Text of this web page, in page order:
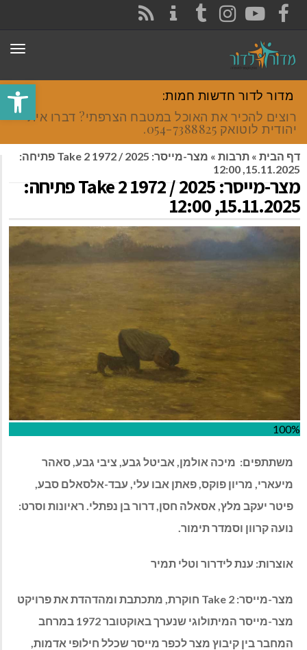
פתח
FACEBOOK
YOUTUBE
INSTAGRAM
TUMBLR
מדור לדור חדשות חמות:
רוצים להכיר את האוכל במטבח הצרפתי? דברו איתי
יהודית לוטואק 054-7388825.
דף הבית » תרבות »
מצר-מייסר: Take 2 1972 / 2025 פתיחה:
15.11.2025, 12:00
מצר-מייסר: Take 2 1972 / 2025 פתיחה:
15.11.2025, 12:00
100%
משתתפים: מיכה אולמן, אביטל גבע, ציבי גבע, סאהר
מיעארי, מריון פוקס, פאתן אבו עלי, עבד-אלסאלם סבע,
פיטר יעקב מלץ, אסאלה חסן, דרור בן נפתלי. ראיונות וסרט:
נועה קרוון וסמדר תימור.
אוצרות: ענת לידרור וטלי תמיר
מצר-מייסר: Take 2 חוקרת, מתכתבת ומהדהדת את פרויקט
מצר-מייסר המיתולוגי שנערך באוקטובר 1972 במרחב
המחבר בין קיבוץ מצר לכפר מייסר שכלל חילופי אדמות,